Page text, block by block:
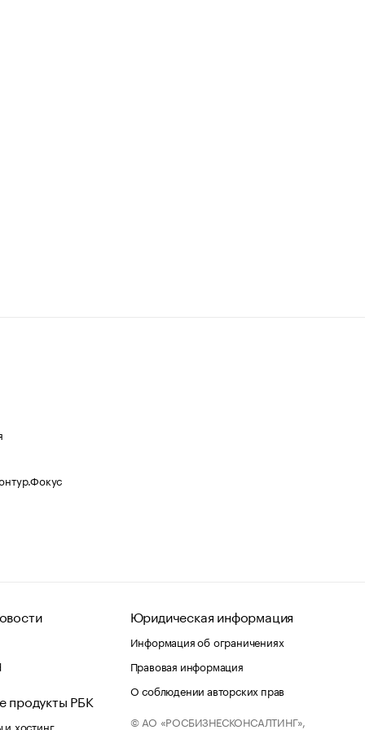
продукты РБК
хостинг
Юридическая информация
Информация об ограничениях
Правовая информация
О соблюдении авторских прав
© АО «РОСБИЗНЕСКОНСАЛТИНГ»,